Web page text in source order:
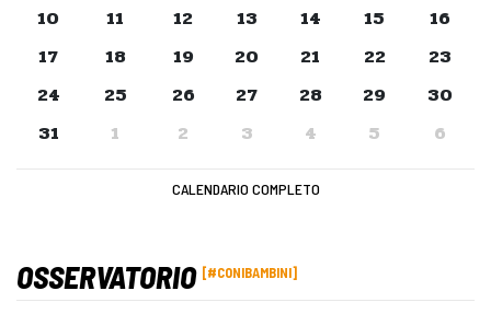
10
11 12 13 14 15
16
17
18 19 20 21 22
23
24
25 26 27 28 29
30
31
1 2 3 4 5 6
CALENDARIO COMPLETO
OSSERVATORIO #CONIBAMBINI